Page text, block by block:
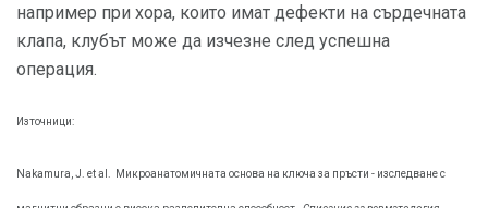
например при хора, които имат дефекти на сърдечната
клапа, клубът може да изчезне след успешна
операция.
Източници:
Nakamura, J. et al. Микроанатомичната основа на ключа за пръсти - изследване с